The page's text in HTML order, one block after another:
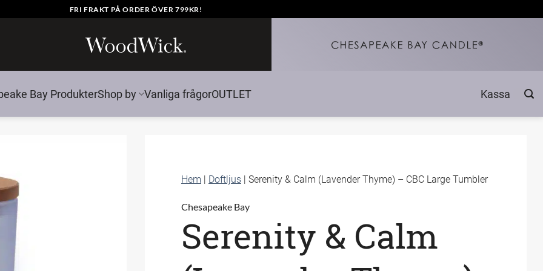
FRI FRAKT PÅ ORDER ÖVER 799KR!
Bay ProdukterShop by Vanliga frågorOUTLET Kassa
Hem | Doftljus | Serenity & Calm (Lavender Thyme) – CBC Large Tumbler
Chesapeake Bay
Serenity & Calm